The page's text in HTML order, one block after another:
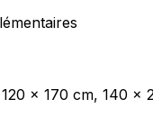
x 170 cm, 140 x